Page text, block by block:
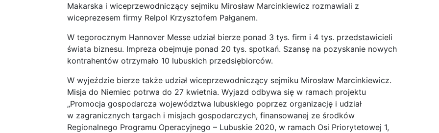
Makarska i wiceprzewodniczący sejmiku Mirosław Marcinkiewicz rozmawiali z
wiceprezesem firmy Relpol Krzysztofem Pałganem.
W tegorocznym Hannover Messe udział bierze ponad 3 tys. firm i 4 tys. przedstawicieli
świata biznesu. Impreza obejmuje ponad 20 tys. spotkań. Szansę na pozyskanie nowych
kontrahentów otrzymało 10 lubuskich przedsiębiorców.
W wyjeździe bierze także udział wiceprzewodniczący sejmiku Mirosław Marcinkiewicz.
Misja do Niemiec potrwa do 27 kwietnia. Wyjazd odbywa się w ramach projektu
„Promocja gospodarcza województwa lubuskiego poprzez organizację i udział
w zagranicznych targach i misjach gospodarczych, finansowanej ze środków
Regionalnego Programu Operacyjnego – Lubuskie 2020, w ramach Osi Priorytetowej 1,